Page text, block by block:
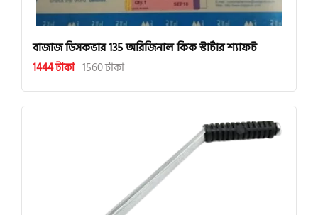
বাজাজ ডিসকভার 135 অরিজিনাল কিক স্টার্টার শ্যাফট
1444 টাকা 1560 টাকা